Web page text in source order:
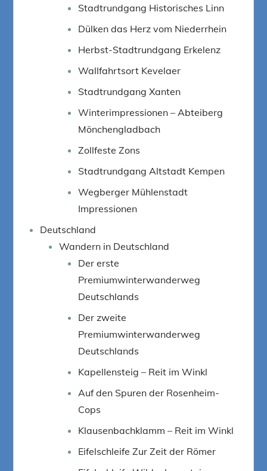
Stadtrundgang Historisches Linn
Dülken das Herz vom Niederrhein
Herbst-Stadtrundgang Erkelenz
Wallfahrtsort Kevelaer
Stadtrundgang Xanten
Winterimpressionen – Abteiberg
Mönchengladbach
Zollfeste Zons
Stadtrundgang Altstadt Kempen
Wegberger Mühlenstadt
Impressionen
Deutschland
Wandern in Deutschland
Der erste
Premiumwinterwanderweg
Deutschlands
Der zweite
Premiumwinterwanderweg
Deutschlands
Kapellensteig – Reit im Winkl
Auf den Spuren der Rosenheim-
Cops
Klausenbachklamm – Reit im Winkl
Eifelschleife Zur Zeit der Römer